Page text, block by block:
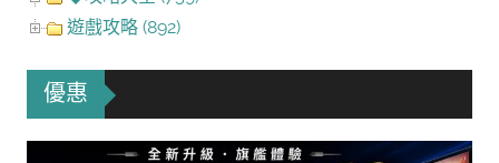
遊戲攻略 (892)
優惠